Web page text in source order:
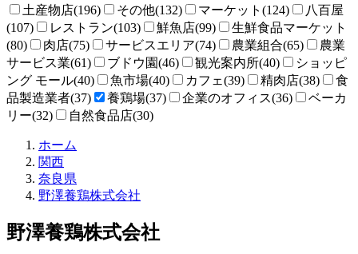
土産物店(196)
その他(132) マーケット(124)
八百屋
(107)
レストラン(103) 鮮魚店(99)
生鮮食品マーケット
(80)
肉店(75) サービスエリア(74) 農業組合(65)
農業
サービス業(61)
ブドウ園(46) 観光案内所(40)
ショッピ
ング モール(40)
魚市場(40) カフェ(39) 精肉店(38)
食
品製造業者(37)
養鶏場(37) 企業のオフィス(36)
ベーカ
リー(32)
自然食品店(30)
ホーム
ね
と
関西
奈良県
野澤養鶏株式会社
野澤養鶏株式会社